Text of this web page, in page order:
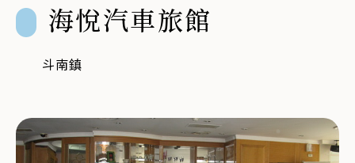
海悅汽車旅館
斗南鎮